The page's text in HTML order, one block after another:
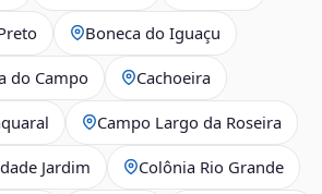
Boneca do Iguaçu
do Campo Cachoeira
Campo Largo da Roseira
Jardim Colônia Rio Grande